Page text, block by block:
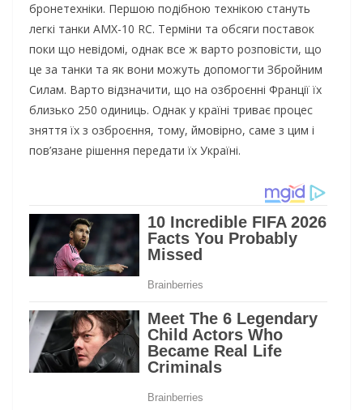
бронетехніки. Першою подібною технікою стануть
легкі танки AMX-10 RC. Терміни та обсяги поставок
поки що невідомі, однак все ж варто розповісти, що
це за танки та як вони можуть допомогти Збройним
Силам. Варто відзначити, що на озброєнні Франції їх
близько 250 одиниць. Однак у країні триває процес
зняття їх з озброєння, тому, ймовірно, саме з цим і
пов’язане рішення передати їх Україні.